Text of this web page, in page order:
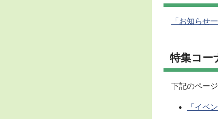
「お知らせ
特集コー
下記のペー
「イベ